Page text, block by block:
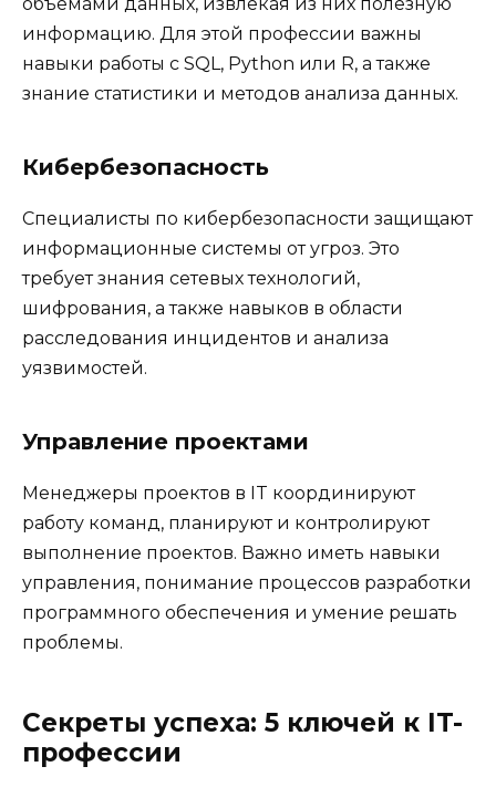
информацию. Для этой профессии важны
навыки работы с SQL, Python или R, а также
знание статистики и методов анализа данных.
Кибербезопасность
Специалисты по кибербезопасности защищают
информационные системы от угроз. Это
требует знания сетевых технологий,
шифрования, а также навыков в области
расследования инцидентов и анализа
уязвимостей.
Управление проектами
Менеджеры проектов в IT координируют
работу команд, планируют и контролируют
выполнение проектов. Важно иметь навыки
управления, понимание процессов разработки
программного обеспечения и умение решать
проблемы.
Секреты успеха: 5 ключей к IT-
профессии